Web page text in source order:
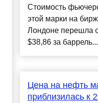
Стоимость
этой марки на
Лондоне перешла
$38,86 за баррель...
Цена на нефть
приблизилась к